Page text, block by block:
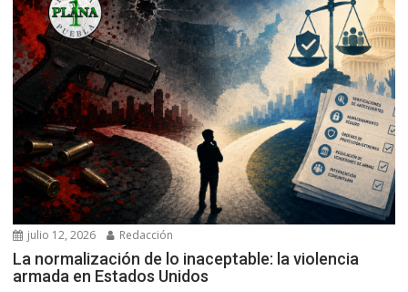
julio 12, 2026 Redacción
La normalización de lo inaceptable: la violencia
armada en Estados Unidos